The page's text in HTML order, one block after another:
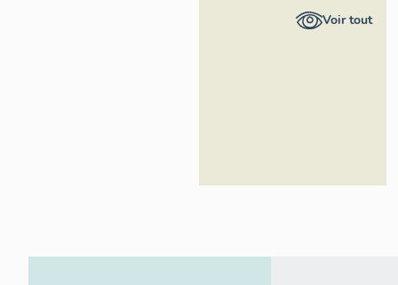
Kruszyk,Voir tout